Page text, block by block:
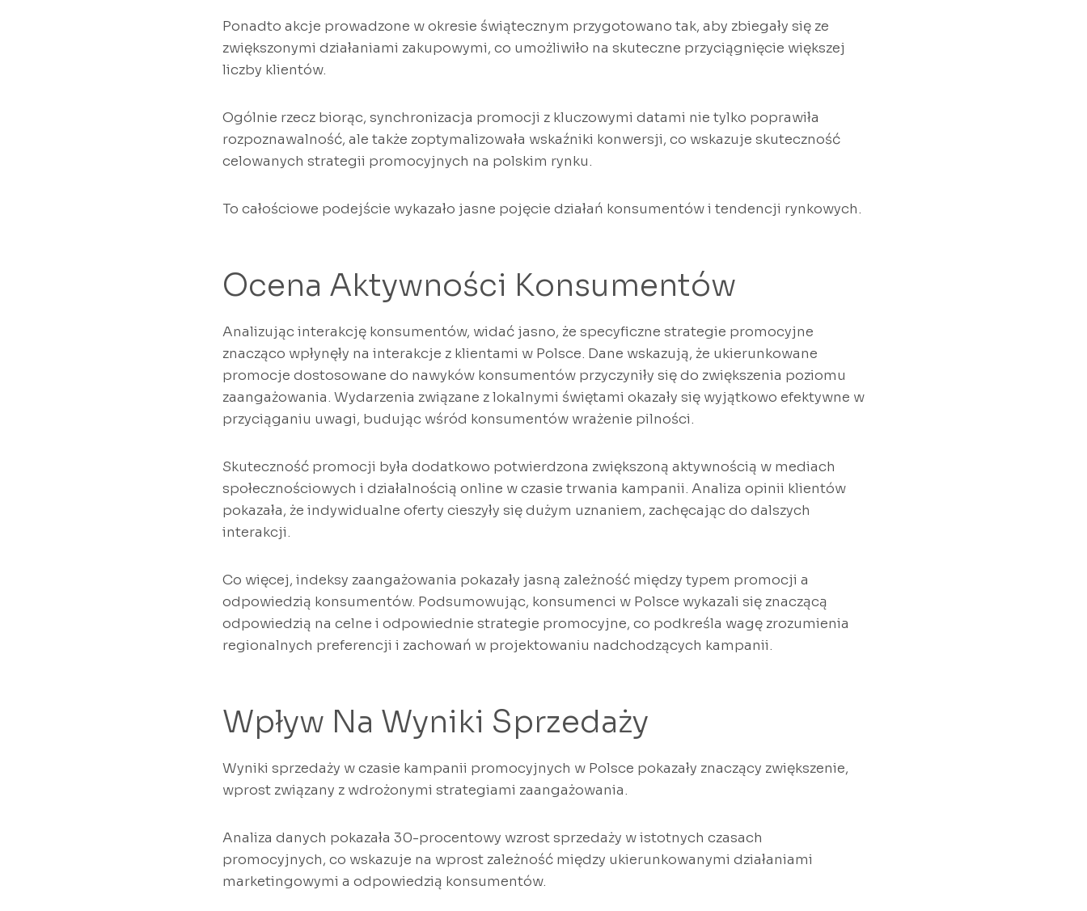
Ponadto akcje prowadzone w okresie świątecznym przygotowano tak, aby zbiegały się ze
zwiększonymi działaniami zakupowymi, co umożliwiło na skuteczne przyciągnięcie większej
liczby klientów.
Ogólnie rzecz biorąc, synchronizacja promocji z kluczowymi datami nie tylko poprawiła
rozpoznawalność, ale także zoptymalizowała wskaźniki konwersji, co wskazuje skuteczność
celowanych strategii promocyjnych na polskim rynku.
To całościowe podejście wykazało jasne pojęcie działań konsumentów i tendencji rynkowych.
Ocena Aktywności Konsumentów
Analizując interakcję konsumentów, widać jasno, że specyficzne strategie promocyjne
znacząco wpłynęły na interakcje z klientami w Polsce. Dane wskazują, że ukierunkowane
promocje dostosowane do nawyków konsumentów przyczyniły się do zwiększenia poziomu
zaangażowania. Wydarzenia związane z lokalnymi świętami okazały się wyjątkowo efektywne w
przyciąganiu uwagi, budując wśród konsumentów wrażenie pilności.
Skuteczność promocji była dodatkowo potwierdzona zwiększoną aktywnością w mediach
społecznościowych i działalnością online w czasie trwania kampanii. Analiza opinii klientów
pokazała, że indywidualne oferty cieszyły się dużym uznaniem, zachęcając do dalszych
interakcji.
Co więcej, indeksy zaangażowania pokazały jasną zależność między typem promocji a
odpowiedzią konsumentów. Podsumowując, konsumenci w Polsce wykazali się znaczącą
odpowiedzią na celne i odpowiednie strategie promocyjne, co podkreśla wagę zrozumienia
regionalnych preferencji i zachowań w projektowaniu nadchodzących kampanii.
Wpływ Na Wyniki Sprzedaży
Wyniki sprzedaży w czasie kampanii promocyjnych w Polsce pokazały znaczący zwiększenie,
wprost związany z wdrożonymi strategiami zaangażowania.
Analiza danych pokazała 30-procentowy wzrost sprzedaży w istotnych czasach
promocyjnych, co wskazuje na wprost zależność między ukierunkowanymi działaniami
marketingowymi a odpowiedzią konsumentów.